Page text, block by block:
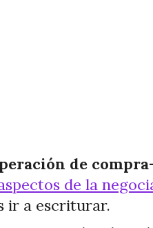
de
de la
ir a escriturar.